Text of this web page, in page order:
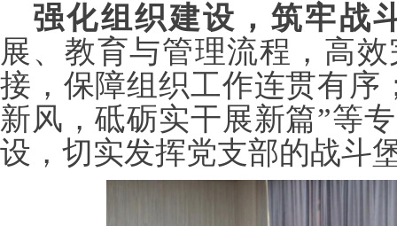
强化组织建设，筑牢战
展、教育与管理流程，高
接，保障组织工作连贯有序
新风，砥砺实干展新篇”等
设，切实发挥党支部的战斗